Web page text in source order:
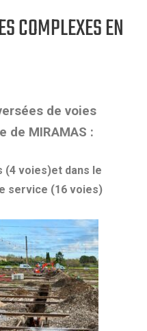
COMPLEXES EN
de voies
de MIRAMAS :
(4 voies)et dans le
service (16 voies)